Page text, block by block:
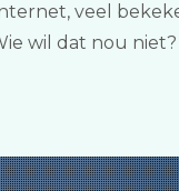
veel
wil dat nou